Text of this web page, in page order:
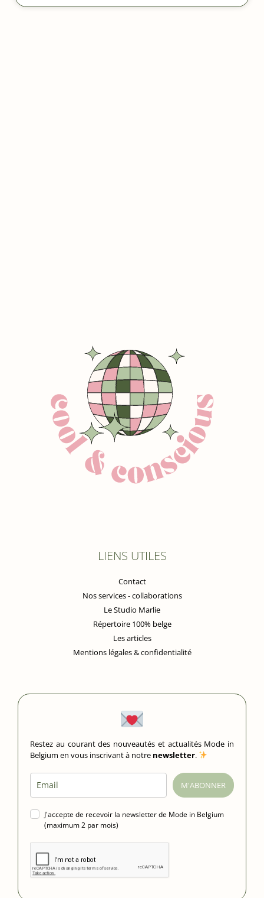
LIENS UTILES
Contact
Nos services - collaborations
Le Studio Marlie
Répertoire 100% belge
Les articles
Mentions légales & confidentialité
Restez au courant des nouveautés et actualités Mode in
Belgium en vous inscrivant à notre newsletter.
M'ABONNER
J'accepte de recevoir la newsletter de Mode in Belgium
(maximum 2 par mois)